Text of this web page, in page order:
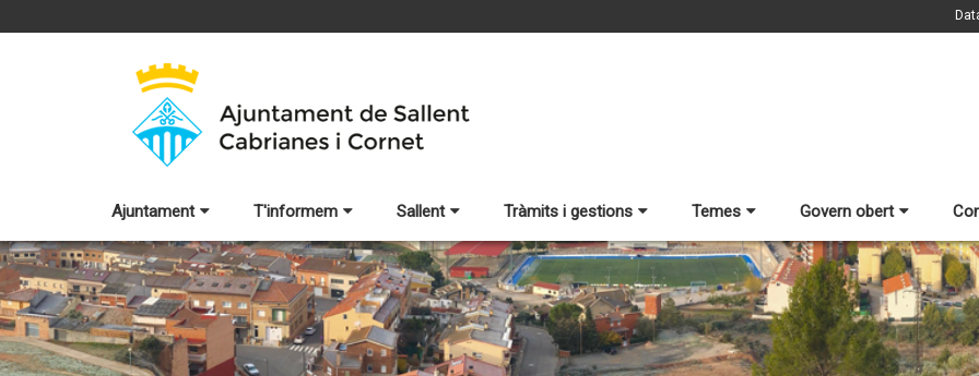
Ajuntament T'informem Sallent Tràmits i gestions Temes Govern obert